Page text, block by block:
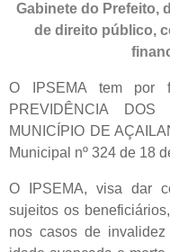
Gabinete do Prefeito,
de direito público,
O IPSEMA tem por
PREVIDÊNCIA DOS
MUNICÍPIO DE
Municipal nº 324 de 18
O IPSEMA, visa dar
sujeitos os
nos casos de invalidez